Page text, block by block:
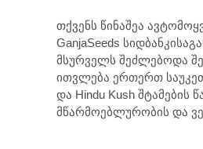
თქვენს წინაშეა
GanjaSeeds
მსურველს შეძლებოდა
ითვლება ერთერთ
და Hindu Kush
მწარმოებლურობის და